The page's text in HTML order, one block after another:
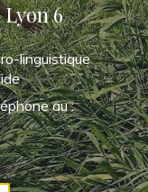
6
linguistique
au :